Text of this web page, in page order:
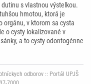
s vlastnou výstelkou.
hmotou, ktorá je
orgánu, v ktorom sa cysta
o cysty lokalizované v
a to cysty odontogénne
odborov :: Portál UPJŠ